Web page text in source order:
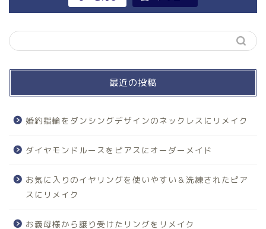
最近の投稿
婚約指輪をダンシングデザインのネックレスにリメイク
ダイヤモンドルースをピアスにオーダーメイド
お気に入りのイヤリングを使いやすい＆洗練されたピア
スにリメイク
お義母様から譲り受けたリングをリメイク